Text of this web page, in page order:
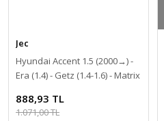
Jec
Hyundai Accent 1.5 (2000→) -
Era (1.4) - Getz (1.4-1.6) - Matrix
Bobini [27301-26600]
888,93 TL
1.071,00 TL